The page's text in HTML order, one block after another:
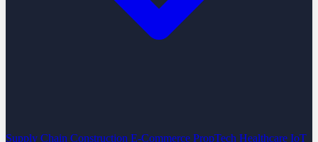
Supply Chain Construction E-Commerce PropTech Healthcare IoT